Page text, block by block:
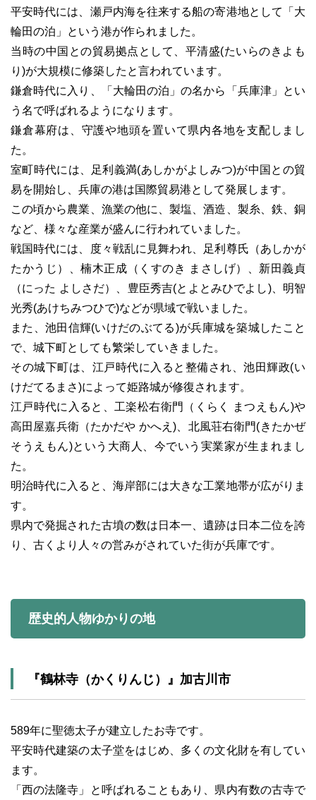
平安時代には、瀬戸内海を往来する船の寄港地として「大
輪田の泊」という港が作られました。
当時の中国との貿易拠点として、平清盛(たいらのきよも
り)が大規模に修築したと言われています。
鎌倉時代に入り、「大輪田の泊」の名から「兵庫津」とい
う名で呼ばれるようになります。
鎌倉幕府は、守護や地頭を置いて県内各地を支配しまし
た。
室町時代には、足利義満(あしかがよしみつ)が中国との貿
易を開始し、兵庫の港は国際貿易港として発展します。
この頃から農業、漁業の他に、製塩、酒造、製糸、鉄、銅
など、様々な産業が盛んに行われていました。
戦国時代には、度々戦乱に見舞われ、足利尊氏（あしかが
たかうじ）、楠木正成（くすのき まさしげ）、新田義貞
（にった よしさだ）、豊臣秀吉(とよとみひでよし)、明智
光秀(あけちみつひで)などが県域で戦いました。
また、池田信輝(いけだのぶてる)が兵庫城を築城したこと
で、城下町としても繁栄していきました。
その城下町は、江戸時代に入ると整備され、池田輝政(い
けだてるまさ)によって姫路城が修復されます。
江戸時代に入ると、工楽松右衛門（くらく まつえもん)や
高田屋嘉兵衛（たかだや かへえ)、北風荘右衛門(きたかぜ
そうえもん)という大商人、今でいう実業家が生まれまし
た。
明治時代に入ると、海岸部には大きな工業地帯が広がりま
す。
県内で発掘された古墳の数は日本一、遺跡は日本二位を誇
り、古くより人々の営みがされていた街が兵庫です。
歴史的人物ゆかりの地
『鶴林寺（かくりんじ）』加古川市
589年に聖徳太子が建立したお寺です。
平安時代建築の太子堂をはじめ、多くの文化財を有してい
ます。
「西の法隆寺」と呼ばれることもあり、県内有数の古寺で